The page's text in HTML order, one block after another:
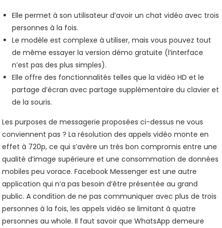
Elle permet à son utilisateur d’avoir un chat vidéo avec trois
personnes à la fois.
Le modèle est complexe à utiliser, mais vous pouvez tout
de même essayer la version démo gratuite (l’interface
n’est pas des plus simples).
Elle offre des fonctionnalités telles que la vidéo HD et le
partage d’écran avec partage supplémentaire du clavier et
de la souris.
Les purposes de messagerie proposées ci-dessus ne vous
conviennent pas ? La résolution des appels vidéo monte en
effet à 720p, ce qui s’avère un très bon compromis entre une
qualité d’image supérieure et une consommation de données
mobiles peu vorace. Facebook Messenger est une autre
application qui n’a pas besoin d’être présentée au grand
public. A condition de ne pas communiquer avec plus de trois
personnes à la fois, les appels vidéo se limitant à quatre
personnes au whole. Il faut savoir que WhatsApp demeure